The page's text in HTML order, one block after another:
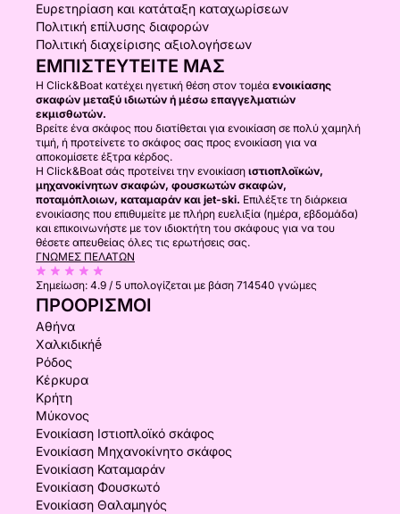
Ευρετηρίαση και κατάταξη καταχωρίσεων
Πολιτική επίλυσης διαφορών
Πολιτική διαχείρισης αξιολογήσεων
ΕΜΠΙΣΤΕΥΤΕΊΤΕ ΜΑΣ
Η Click&Boat κατέχει ηγετική θέση στον τομέα ενοικίασης
σκαφών μεταξύ ιδιωτών ή μέσω επαγγελματιών
εκμισθωτών.
Βρείτε ένα σκάφος που διατίθεται για ενοικίαση σε πολύ χαμηλή
τιμή, ή προτείνετε το σκάφος σας προς ενοικίαση για να
αποκομίσετε έξτρα κέρδος.
Η Click&Boat σάς προτείνει την ενοικίαση ιστιοπλοϊκών,
μηχανοκίνητων σκαφών, φουσκωτών σκαφών,
ποταμόπλοιων, καταμαράν και jet-ski. Επιλέξτε τη διάρκεια
ενοικίασης που επιθυμείτε με πλήρη ευελιξία (ημέρα, εβδομάδα)
και επικοινωνήστε με τον ιδιοκτήτη του σκάφους για να του
θέσετε απευθείας όλες τις ερωτήσεις σας.
ΓΝΏΜΕΣ ΠΕΛΑΤΏΝ
Σημείωση: 4.9 / 5 υπολογίζεται με βάση 714540 γνώμες
ΠΡΟΟΡΙΣΜΟΊ
Αθήνα
Χαλκιδικήḗ
Ρόδος
Κέρκυρα
Κρήτη
Μύκονος
Ενοικίαση Ιστιοπλοϊκό σκάφος
Ενοικίαση Μηχανοκίνητο σκάφος
Ενοικίαση Καταμαράν
Ενοικίαση Φουσκωτό
Ενοικίαση Θαλαμηγός